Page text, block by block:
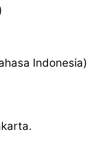
Indonesia)